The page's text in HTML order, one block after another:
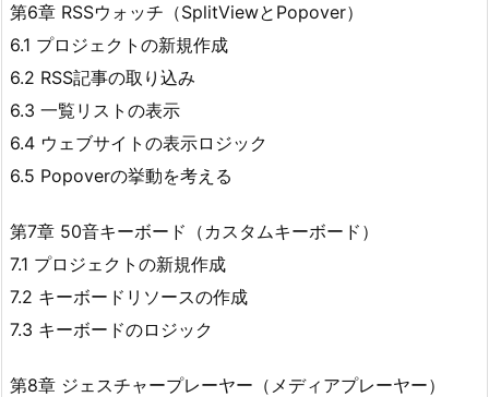
第6章 RSSウォッチ（SplitViewとPopover）
6.1 プロジェクトの新規作成
6.2 RSS記事の取り込み
6.3 一覧リストの表示
6.4 ウェブサイトの表示ロジック
6.5 Popoverの挙動を考える
第7章 50音キーボード（カスタムキーボード）
7.1 プロジェクトの新規作成
7.2 キーボードリソースの作成
7.3 キーボードのロジック
第8章 ジェスチャープレーヤー（メディアプレーヤー）